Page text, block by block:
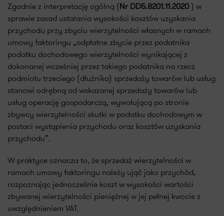
Zgodnie z interpretację ogólną (Nr DD5.8201.11.2020) w
sprawie zasad ustalania wysokości kosztów uzyskania
przychodu przy zbyciu wierzytelności własnych w ramach
umowy faktoringu „odpłatne zbycie przez podatnika
podatku dochodowego wierzytelności wynikającej z
dokonanej wcześniej przez takiego podatnika na rzecz
podmiotu trzeciego (dłużnika) sprzedaży towarów lub usług
stanowi odrębną od wskazanej sprzedaży towarów lub
usług operację gospodarczą, wywołującą po stronie
zbywcy wierzytelności skutki w podatku dochodowym w
postaci wystąpienia przychodu oraz kosztów uzyskania
przychodu”.
W praktyce oznacza to, że sprzedaż wierzytelności w
ramach umowy faktoringu należy ująć jako przychód,
rozpoznając jednocześnie koszt w wysokości wartości
zbywanej wierzytelności pieniężnej w jej pełnej kwocie z
uwzględnieniem VAT.